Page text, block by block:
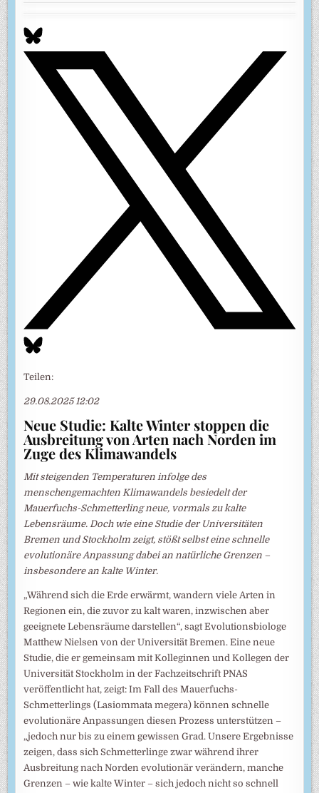
Teilen:
29.08.2025 12:02
Neue Studie: Kalte Winter stoppen die
Ausbreitung von Arten nach Norden im
Zuge des Klimawandels
Mit steigenden Temperaturen infolge des
menschengemachten Klimawandels besiedelt der
Mauerfuchs-Schmetterling neue, vormals zu kalte
Lebensräume. Doch wie eine Studie der Universitäten
Bremen und Stockholm zeigt, stößt selbst eine schnelle
evolutionäre Anpassung dabei an natürliche Grenzen –
insbesondere an kalte Winter.
„Während sich die Erde erwärmt, wandern viele Arten in
Regionen ein, die zuvor zu kalt waren, inzwischen aber
geeignete Lebensräume darstellen“, sagt Evolutionsbiologe
Matthew Nielsen von der Universität Bremen. Eine neue
Studie, die er gemeinsam mit Kolleginnen und Kollegen der
Universität Stockholm in der Fachzeitschrift PNAS
veröffentlicht hat, zeigt: Im Fall des Mauerfuchs-
Schmetterlings (Lasiommata megera) können schnelle
evolutionäre Anpassungen diesen Prozess unterstützen –
„jedoch nur bis zu einem gewissen Grad. Unsere Ergebnisse
zeigen, dass sich Schmetterlinge zwar während ihrer
Ausbreitung nach Norden evolutionär verändern, manche
Grenzen – wie kalte Winter – sich jedoch nicht so schnell